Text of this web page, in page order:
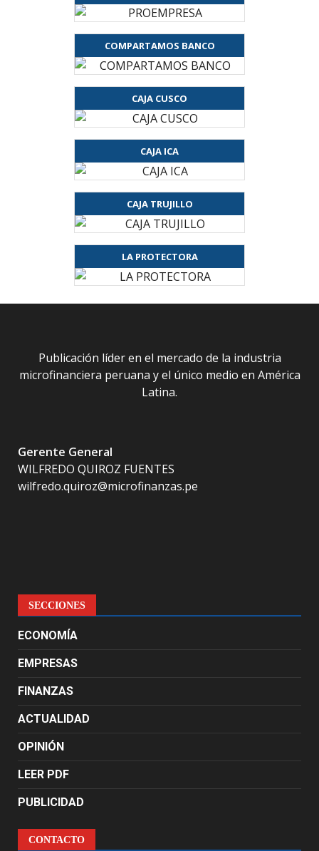
COMPARTAMOS BANCO
CAJA CUSCO
CAJA ICA
CAJA TRUJILLO
LA PROTECTORA
Publicación líder en el mercado de la industria
microfinanciera peruana y el único medio en América
Latina.
Gerente General
WILFREDO QUIROZ FUENTES
wilfredo.quiroz@microfinanzas.pe
SECCIONES
ECONOMÍA
EMPRESAS
FINANZAS
ACTUALIDAD
OPINIÓN
LEER PDF
PUBLICIDAD
CONTACTO